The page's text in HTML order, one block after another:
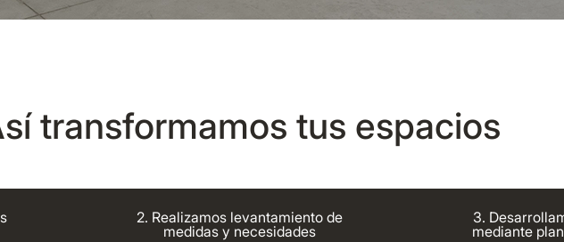
transformamos tus espacios
2. Realizamos levantamiento de
medidas y necesidades
3.
mediante